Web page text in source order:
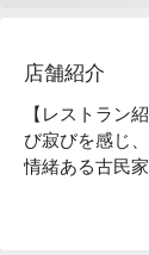
店舗紹介
【レストラン
び寂びを感じ
情緒ある古民